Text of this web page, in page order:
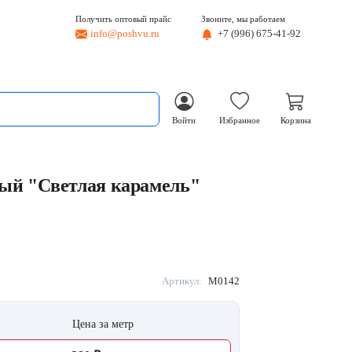
Получить оптовый прайс
info@poshvu.ru
Звоните, мы работаем
+7 (996) 675-41-92
Войти Избранное Корзина
"Светлая карамель"
Артикул: M0142
Цена за метр